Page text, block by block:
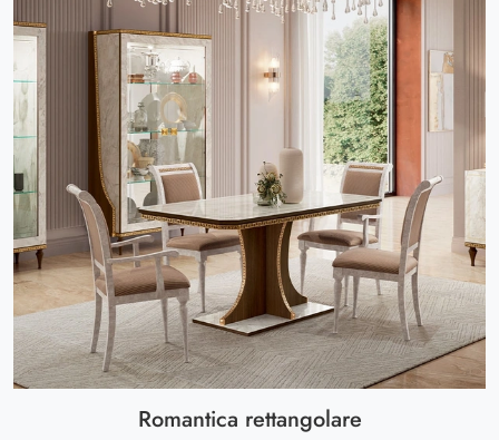
Romantica rettangolare